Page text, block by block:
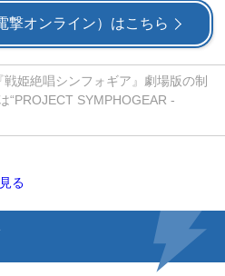
撃オンライン）はこちら
『戦姫絶唱シンフォギア』劇場版の制
“PROJECT SYMPHOGEAR -
る